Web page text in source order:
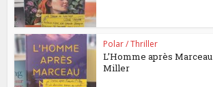
Polar / Thriller
L’Homme après Marceau
Miller